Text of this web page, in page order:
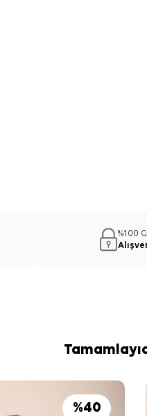
%100
%40